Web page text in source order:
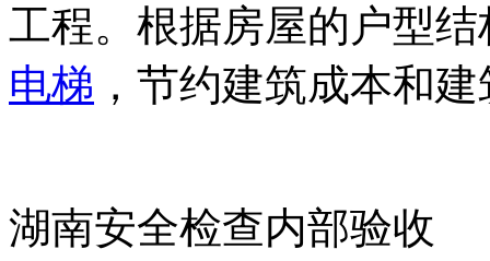
工程。根据房屋的户型
电梯 ，节约建筑成本和
湖南安全检查内部验收